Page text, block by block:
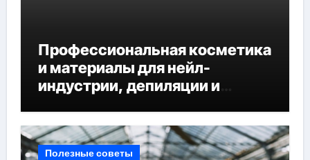
Профессиональная косметика
и материалы для нейл-
индустрии, депиляции и
Полезные советы